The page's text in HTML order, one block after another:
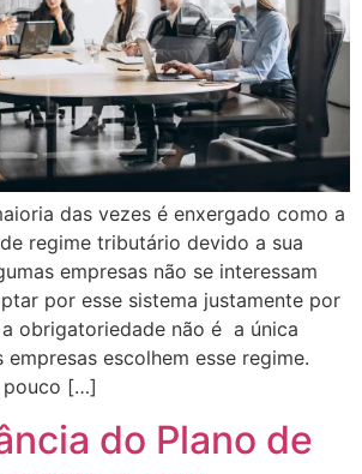
das vezes é enxergado como a
regime tributário devido a sua
empresas não se interessam
por esse sistema justamente por
obrigatoriedade não é a única
empresas escolhem esse regime.
pouco […]
do Plano de